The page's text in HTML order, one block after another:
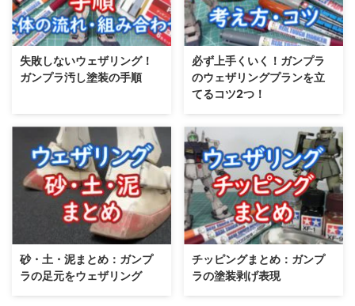
失敗しないウェザリング！
ガンプラ汚し塗装の手順
必ず上手くいく！ガンプラ
のウェザリングプランを立
てるコツ2つ！
砂・土・泥まとめ：ガンプ
ラの足元をウェザリング
チッピングまとめ：ガンプ
ラの塗装剥げ表現